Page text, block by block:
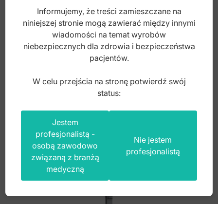
Index: BD.953.105
24,00zł
Informujemy, że treści zamieszczane na
niniejszej stronie mogą zawierać między innymi
wiadomości na temat wyrobów
niebezpiecznych dla zdrowia i bezpieczeństwa
pacjentów.
W celu przejścia na stronę potwierdź swój
status:
Jestem
profesjonalistą -
osobą zawodowo
związaną z branżą
medyczną
Nie jestem
profesjonalistą